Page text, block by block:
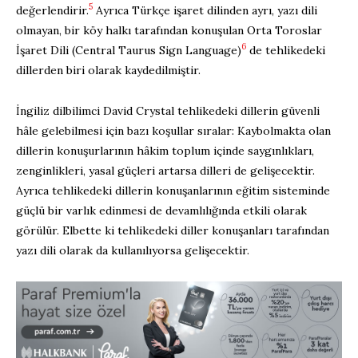
değerlendirir.5 Ayrıca Türkçe işaret dilinden ayrı, yazı dili
olmayan, bir köy halkı tarafından konuşulan Orta Toroslar
İşaret Dili (Central Taurus Sign Language)6 de tehlikedeki
dillerden biri olarak kaydedilmiştir.
İngiliz dilbilimci David Crystal tehlikedeki dillerin güvenli
hâle gelebilmesi için bazı koşullar sıralar: Kaybolmakta olan
dillerin konuşurlarının hâkim toplum içinde saygınlıkları,
zenginlikleri, yasal güçleri artarsa dilleri de gelişecektir.
Ayrıca tehlikedeki dillerin konuşanlarının eğitim sisteminde
güçlü bir varlık edinmesi de devamlılığında etkili olarak
görülür. Elbette ki tehlikedeki diller konuşanları tarafından
yazı dili olarak da kullanılıyorsa gelişecektir.